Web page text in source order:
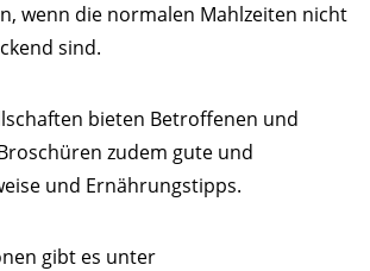
wenn die normalen Mahlzeiten nicht
sind.
bieten Betroffenen und
zudem gute und
und Ernährungstipps.
gibt es unter